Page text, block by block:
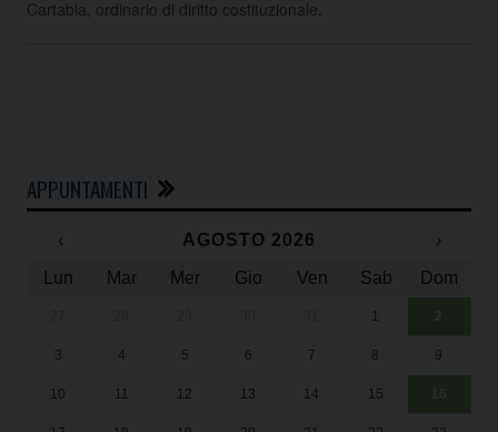
Cartabia, ordinario di diritto costituzionale.
APPUNTAMENTI
‹ AGOSTO 2026
›
Lun
Mar Mer Gio Ven Sab Dom
1 2
3 4 5 6 7 8 9
10 11 12 13 14 15 16